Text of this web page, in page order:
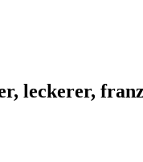
leckerer,